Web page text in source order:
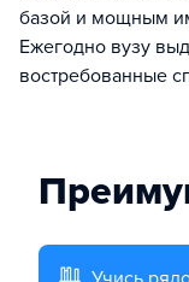
базой и мощным
Ежегодно вузу
востребованные